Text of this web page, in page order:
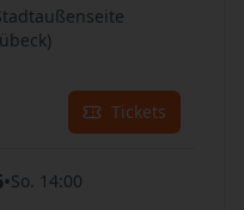
Tickets
•So. 14:00